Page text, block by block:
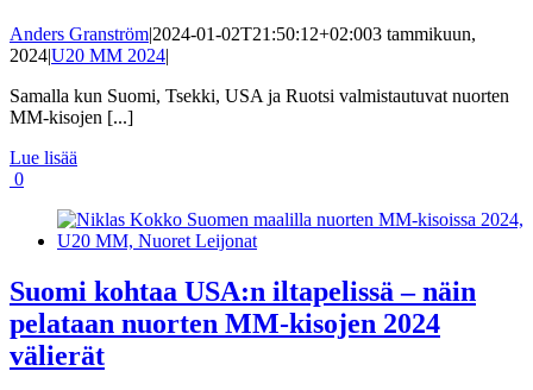
Anders Granström|2024-01-02T21:50:12+02:003 tammikuun,
2024|U20 MM 2024|
Samalla kun Suomi, Tsekki, USA ja Ruotsi valmistautuvat nuorten
MM-kisojen [...]
Lue lisää
0
Suomi kohtaa USA:n iltapelissä – näin
pelataan nuorten MM-kisojen 2024
välierät